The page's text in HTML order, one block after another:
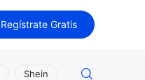
Regístrate Gratis
Shein